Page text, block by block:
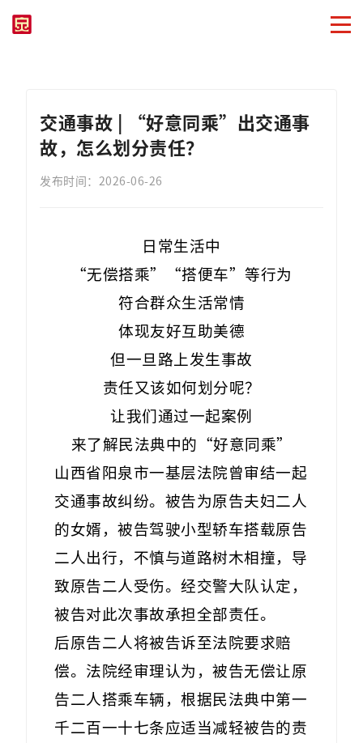
交通事故 | “好意同乘”出交通事
故，怎么划分责任？
发布时间：2026-06-26
日常生活中
“无偿搭乘”“搭便车”等行为
符合群众生活常情
体现友好互助美德
但一旦路上发生事故
责任又该如何划分呢？
让我们通过一起案例
来了解民法典中的“好意同乘”
山西省阳泉市一基层法院曾审结一起
交通事故纠纷。被告为原告夫妇二人
的女婿，被告驾驶小型轿车搭载原告
二人出行，不慎与道路树木相撞，导
致原告二人受伤。经交警大队认定，
被告对此次事故承担全部责任。
后原告二人将被告诉至法院要求赔
偿。法院经审理认为，被告无偿让原
告二人搭乘车辆，根据民法典中第一
千二百一十七条应适当减轻被告的责